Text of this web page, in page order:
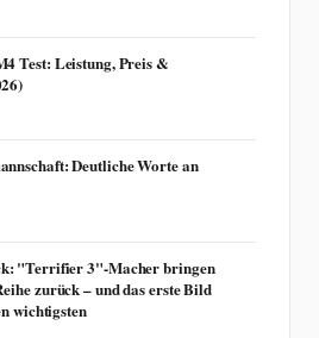
Test: Leistung, Preis &
Deutliche Worte an
"Terrifier 3"-Macher bringen
zurück – und das erste Bild
wichtigsten